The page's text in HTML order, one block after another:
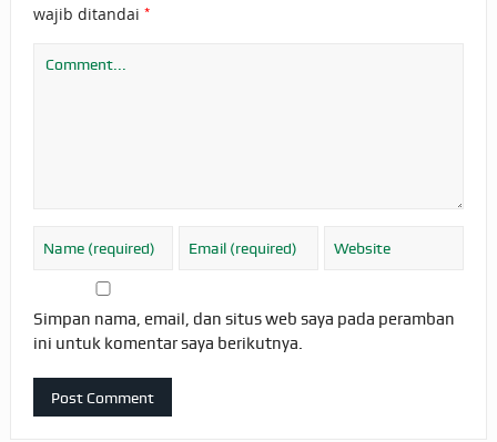
wajib ditandai *
Simpan nama, email, dan situs web saya pada peramban
ini untuk komentar saya berikutnya.